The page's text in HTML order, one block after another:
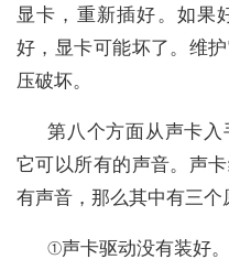
显卡，重新插好。如果
好，显卡可能坏了。维
压破坏。
第八个方面从声卡
它可以所有的声音。声
有声音，那么其中有三个
①声卡驱动没有装好。